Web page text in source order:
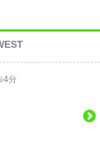
4分